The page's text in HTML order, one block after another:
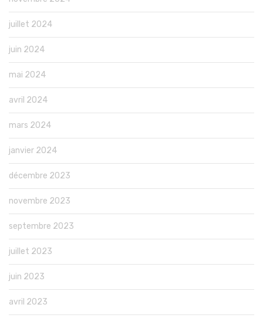
juillet 2024
juin 2024
mai 2024
avril 2024
mars 2024
janvier 2024
décembre 2023
novembre 2023
septembre 2023
juillet 2023
juin 2023
avril 2023